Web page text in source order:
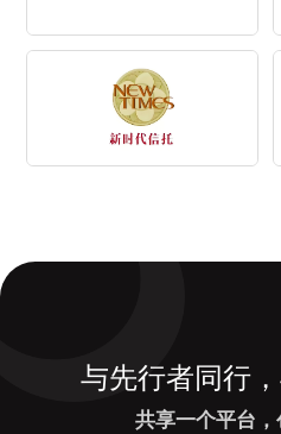
与先行者同行
共享一个平台